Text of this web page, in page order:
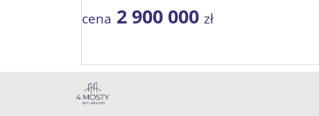
cena 2 900 000 zł